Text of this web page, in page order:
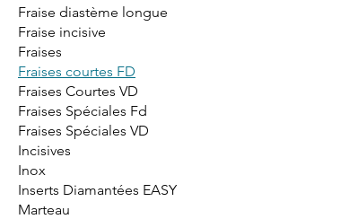
Fraise diastème longue
Fraise incisive
Fraises
Fraises courtes FD
Fraises Courtes VD
Fraises Spéciales Fd
Fraises Spéciales VD
Incisives
Inox
Inserts Diamantées EASY
Marteau